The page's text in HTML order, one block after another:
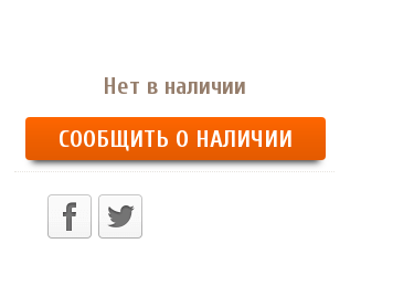
Нет в наличии
СООБЩИТЬ О НАЛИЧИИ